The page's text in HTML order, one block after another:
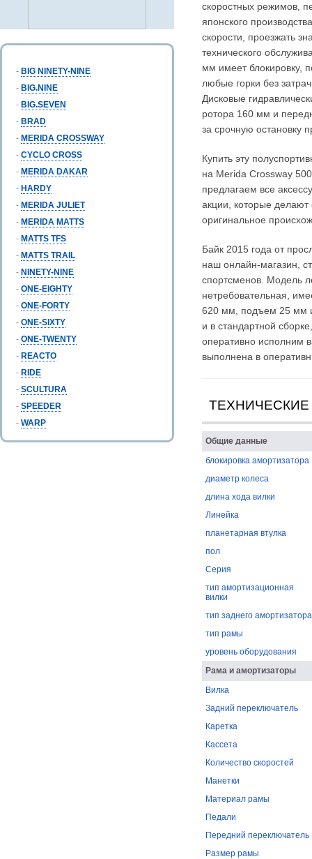
- BIG NINETY-NINE
- BIG.NINE
- BIG.SEVEN
- BRAD
- MERIDA CROSSWAY
- CYCLO CROSS
- MERIDA DAKAR
- HARDY
- MERIDA JULIET
- MERIDA MATTS
- MATTS TFS
- MATTS TRAIL
- NINETY-NINE
- ONE-EIGHTY
- ONE-FORTY
- ONE-SIXTY
- ONE-TWENTY
- REACTO
- RIDE
- SCULTURA
- SPEEDER
- WARP
скоростных режимов,
японского
скорости, проезжать
технического
мм имеет блокировку,
любые горки без
Дисковые
ротора 160 мм и
за срочную остановку
Купить эту
на Merida Crossway
предлагаем все
акции, которые
оригинальное
Байк 2015 года от
наш онлайн-магазин,
спортсменов. Модель
нетребовательная,
620 мм, подъем 25 мм
и в стандартной
оперативно исполним
выполнена в
ТЕХНИЧЕСКИЕ
Общие данные
блокировка амортизатора
диаметр колеса
длина хода вилки
Линейка
планетарная втулка
пол
Серия
тип амортизационная
вилки
тип заднего амортизатора
тип рамы
уровень оборудования
Рама и амортизаторы
Вилка
Задний переключатель
Каретка
Кассета
Количество скоростей
Манетки
Материал рамы
Педали
Передний переключатель
Размер рамы